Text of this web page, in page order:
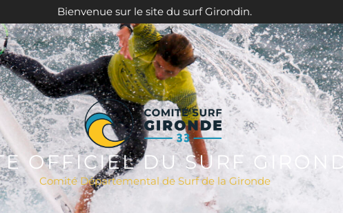
Bienvenue sur le site du surf Girondin.
OFFICIEL DU SURF
Comité Départemental de Surf de la Gironde